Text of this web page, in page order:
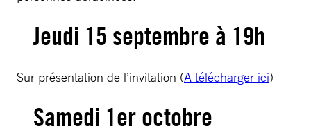
Jeudi 15 septembre à 19h
Sur présentation de l’invitation (A télécharger ici)
Samedi 1er octobre